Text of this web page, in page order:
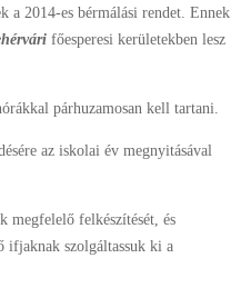
a 2014-es bérmálási rendet. Ennek
főesperesi kerületekben lesz
párhuzamosan kell tartani.
az iskolai év megnyitásával
megfelelő felkészítését, és
ifjaknak szolgáltassuk ki a